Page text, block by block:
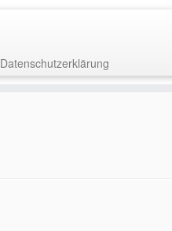
Datenschutzerklärung